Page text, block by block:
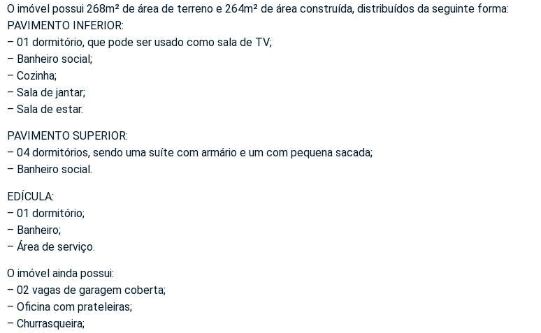
O imóvel possui 268m² de área de terreno e 264m² de área construída, distribuídos da seguinte forma:
PAVIMENTO INFERIOR:
– 01 dormitório, que pode ser usado como sala de TV;
– Banheiro social;
– Cozinha;
– Sala de jantar;
– Sala de estar.
PAVIMENTO SUPERIOR:
– 04 dormitórios, sendo uma suíte com armário e um com pequena sacada;
– Banheiro social.
EDÍCULA:
– 01 dormitório;
– Banheiro;
– Área de serviço.
O imóvel ainda possui:
– 02 vagas de garagem coberta;
– Oficina com prateleiras;
– Churrasqueira;